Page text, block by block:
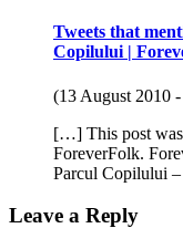
Tweets that
Copilului |
(13 August 2010
[…] This post was
ForeverFolk.
Parcul Copilului –
Leave a Reply